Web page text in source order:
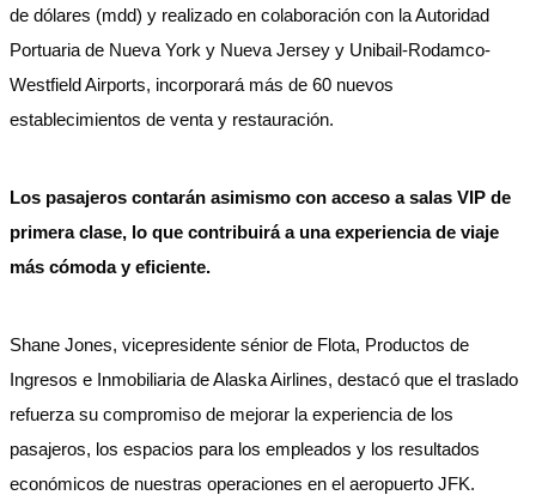
de dólares (mdd) y realizado en colaboración con la Autoridad
Portuaria de Nueva York y Nueva Jersey y Unibail-Rodamco-
Westfield Airports, incorporará más de 60 nuevos
establecimientos de venta y restauración.
Los pasajeros contarán asimismo con acceso a salas VIP de
primera clase, lo que contribuirá a una experiencia de viaje
más cómoda y eficiente.
Shane Jones, vicepresidente sénior de Flota, Productos de
Ingresos e Inmobiliaria de Alaska Airlines, destacó que el traslado
refuerza su compromiso de mejorar la experiencia de los
pasajeros, los espacios para los empleados y los resultados
económicos de nuestras operaciones en el aeropuerto JFK.